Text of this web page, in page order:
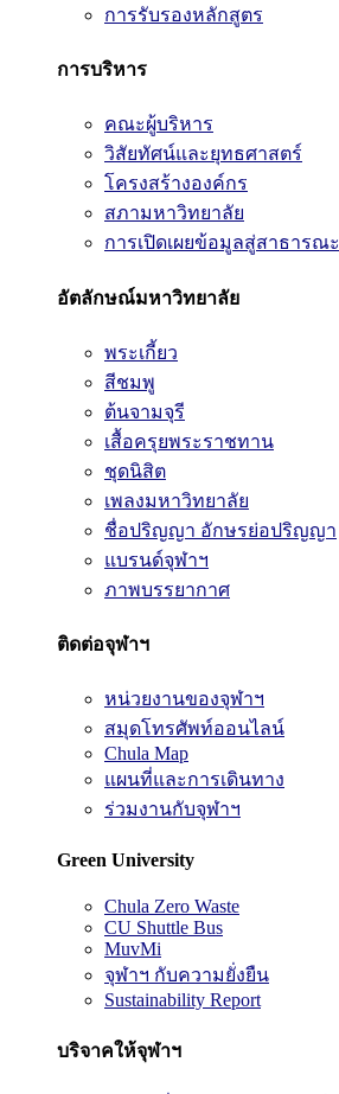
การรับรองหลักสูตร
การบริหาร
คณะผู้บริหาร
วิสัยทัศน์และยุทธศาสตร์
โครงสร้างองค์กร
สภามหาวิทยาลัย
การเปิดเผยข้อมูลสู่สาธารณะ
อัตลักษณ์มหาวิทยาลัย
พระเกี้ยว
สีชมพู
ต้นจามจุรี
เสื้อครุยพระราชทาน
ชุดนิสิต
เพลงมหาวิทยาลัย
ชื่อปริญญา อักษรย่อปริญญา
แบรนด์จุฬาฯ
ภาพบรรยากาศ
ติดต่อจุฬาฯ
หน่วยงานของจุฬาฯ
สมุดโทรศัพท์ออนไลน์
Chula Map
แผนที่และการเดินทาง
ร่วมงานกับจุฬาฯ
Green University
Chula Zero Waste
CU Shuttle Bus
MuvMi
จุฬาฯ กับความยั่งยืน
Sustainability Report
บริจาคให้จุฬาฯ